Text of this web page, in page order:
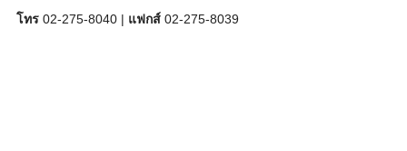
โทร02-275-8040 | แฟกส์02-275-8039